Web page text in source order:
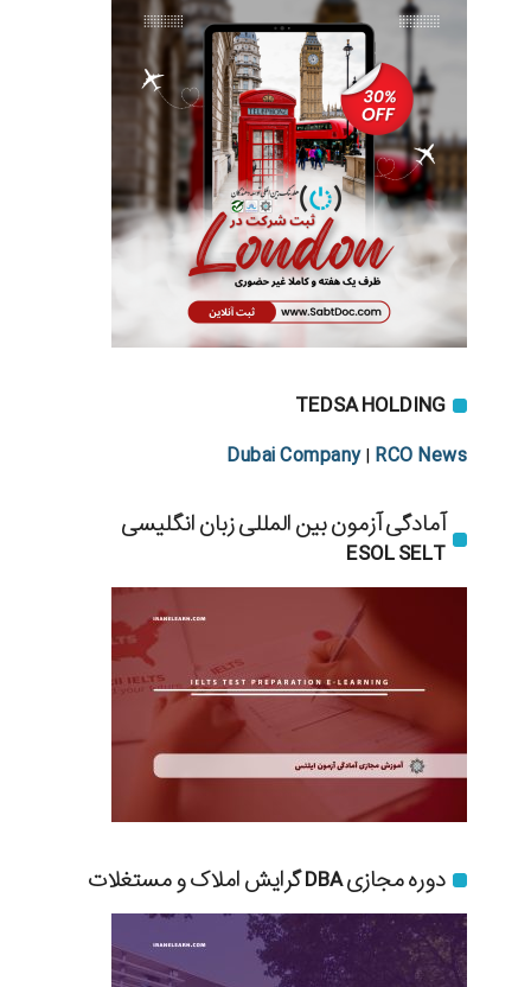
TEDSA HOLDING
Dubai Company| RCO News
آمادگی آزمون بین المللی زبان انگلیسی
ESOL SELT
دوره مجازی DBA گرایش املاک و مستغلات